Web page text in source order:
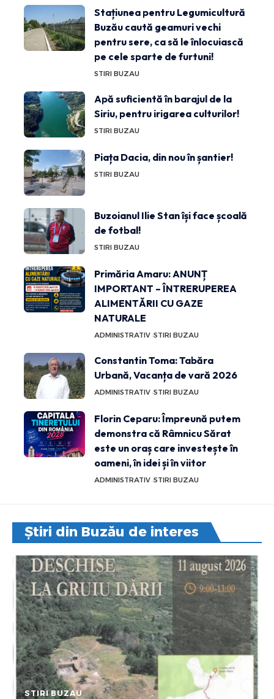
Stațiunea pentru Legumicultură
Buzău caută geamuri vechi
pentru sere, ca să le înlocuiască
pe cele sparte de furtuni!
STIRI BUZAU
Apă suficientă în barajul de la
Siriu, pentru irigarea culturilor!
STIRI BUZAU
Piața Dacia, din nou în șantier!
STIRI BUZAU
Buzoianul Ilie Stan își face școală
de fotbal!
STIRI BUZAU
Primăria Amaru: ANUNȚ
IMPORTANT – ÎNTRERUPEREA
ALIMENTĂRII CU GAZE
NATURALE
ADMINISTRATIV STIRI BUZAU
Constantin Toma: Tabăra
Urbană, Vacanța de vară 2026
ADMINISTRATIV STIRI BUZAU
Florin Ceparu: Împreună putem
demonstra că Râmnicu Sărat
este un oraș care investește în
oameni, în idei și în viitor
ADMINISTRATIV STIRI BUZAU
Știri din Buzău de interes
STIRI BUZAU